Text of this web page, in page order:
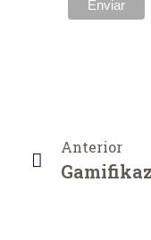
Anterior